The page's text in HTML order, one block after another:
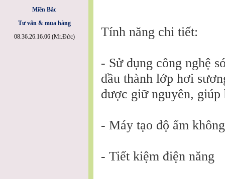
Miền Bắc
Tư vấn & mua hàng
08.36.26.16.06 (Mr.Đức)
Tính năng chi tiết:
- Sử dụng công nghệ
dầu thành lớp hơi
được giữ nguyên,
- Máy tạo độ ẩm
- Tiết kiệm điện năng